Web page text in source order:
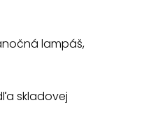
lampáš,
skladovej